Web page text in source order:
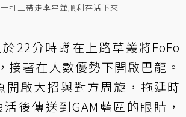
打三帶走李星並順利存活下來
22分時蹲在上路草叢將FoFo
接著在人數優勢下開啟巴龍。
開啟大招與對方周旋，拖延時
後傳送到GAM藍區的眼睛，